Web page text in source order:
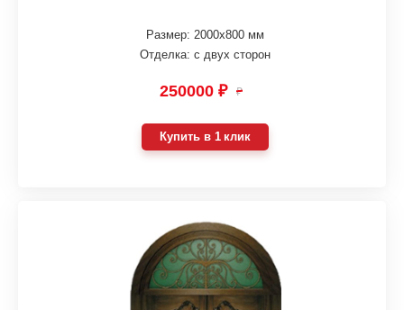
Размер: 2000х800 мм
Отделка: с двух сторон
250000 ₽ ₽
Купить в 1 клик